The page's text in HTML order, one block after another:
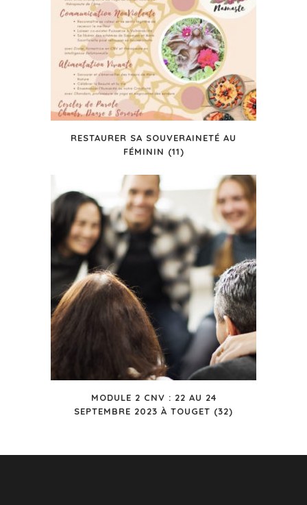
RESTAURER SA SOUVERAINETÉ AU
FÉMININ (11)
MODULE 2 CNV : 22 AU 24
SEPTEMBRE 2023 À TOUGET (32)